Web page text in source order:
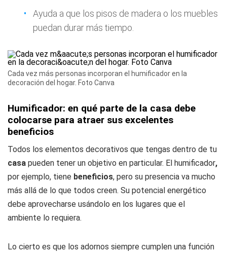
Ayuda a que los pisos de madera o los muebles
puedan durar más tiempo.
Cada vez más personas incorporan el humificador en la
decoración del hogar. Foto Canva
Humificador: en qué parte de la casa debe
colocarse para atraer sus excelentes
beneficios
Todos los elementos decorativos que tengas dentro de tu
casa pueden tener un objetivo en particular. El humificador,
por ejemplo, tiene beneficios, pero su presencia va mucho
más allá de lo que todos creen. Su potencial energético
debe aprovecharse usándolo en los lugares que el
ambiente lo requiera.
Lo cierto es que los adornos siempre cumplen una función